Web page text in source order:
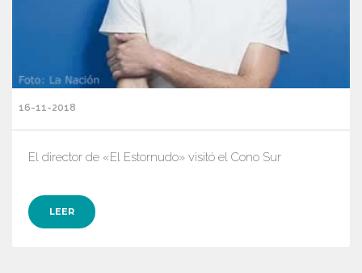
16-11-2018
El director de «El Estornudo» visitó el Cono Sur
LEER